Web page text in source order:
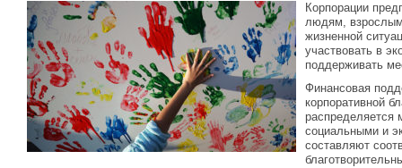
Корпорации
людям,
жизненной
участвовать в
поддерживать
Финансовая
корпоративной
распределяется
социальными и
составляют